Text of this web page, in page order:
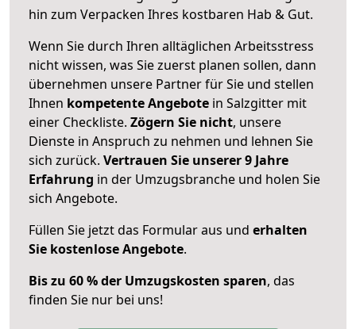
hin zum Verpacken Ihres kostbaren Hab & Gut.
Wenn Sie durch Ihren alltäglichen Arbeitsstress
nicht wissen, was Sie zuerst planen sollen, dann
übernehmen unsere Partner für Sie und stellen
Ihnen kompetente Angebote in Salzgitter mit
einer Checkliste. Zögern Sie nicht, unsere
Dienste in Anspruch zu nehmen und lehnen Sie
sich zurück. Vertrauen Sie unserer 9 Jahre
Erfahrung in der Umzugsbranche und holen Sie
sich Angebote.
Füllen Sie jetzt das Formular aus und erhalten
Sie kostenlose Angebote.
Bis zu 60 % der Umzugskosten sparen, das
finden Sie nur bei uns!